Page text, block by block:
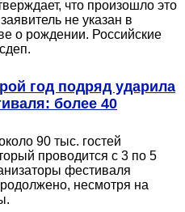
что произошло это
не указан в
о рождении. Российские
год подряд ударила
более 40
90 тыс. гостей
проводится с 3 по 5
фестиваля
несмотря на